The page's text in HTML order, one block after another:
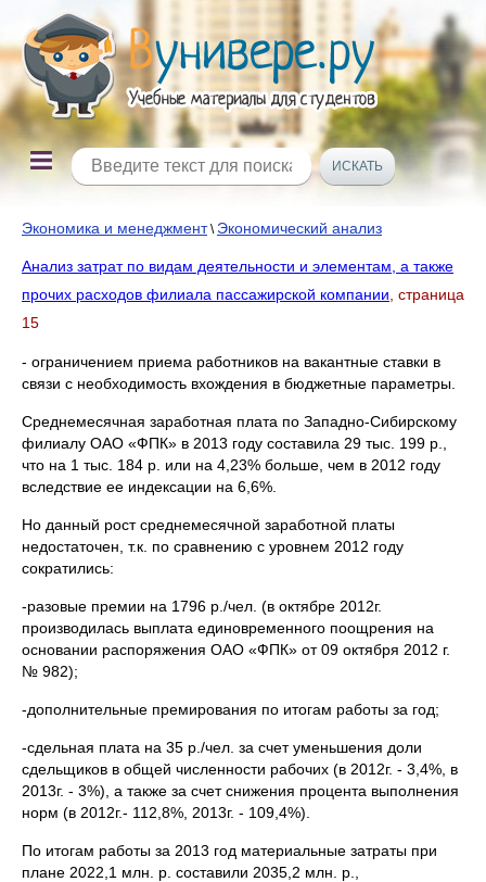
Экономика и менеджмент\ Экономический анализ
Анализ затрат по видам деятельности и элементам, а также
прочих расходов филиала пассажирской компании , страница
15
- ограничением приема работников на вакантные ставки в
связи с необходимость вхождения в бюджетные параметры.
Среднемесячная заработная плата по Западно-Сибирскому
филиалу ОАО «ФПК» в 2013 году составила 29 тыс. 199 р.,
что на 1 тыс. 184 р. или на 4,23% больше, чем в 2012 году
вследствие ее индексации на 6,6%.
Но данный рост среднемесячной заработной платы
недостаточен, т.к. по сравнению с уровнем 2012 году
сократились:
-разовые премии на 1796 р./чел. (в октябре 2012г.
производилась выплата единовременного поощрения на
основании распоряжения ОАО «ФПК» от 09 октября 2012 г.
№ 982);
-дополнительные премирования по итогам работы за год;
-сдельная плата на 35 р./чел. за счет уменьшения доли
сдельщиков в общей численности рабочих (в 2012г. - 3,4%, в
2013г. - 3%), а также за счет снижения процента выполнения
норм (в 2012г.- 112,8%, 2013г. - 109,4%).
По итогам работы за 2013 год материальные затраты при
плане 2022,1 млн. р. составили 2035,2 млн. р.,